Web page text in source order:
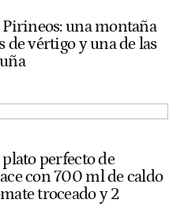
una montaña
de vértigo y una de las
plato perfecto de
con 700 ml de caldo
troceado y 2